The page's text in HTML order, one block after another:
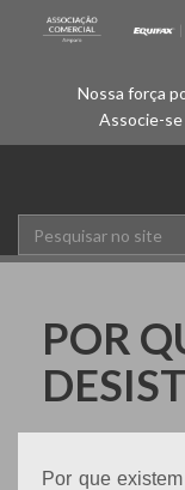
Nossa força
Associe-se
POR
Por que